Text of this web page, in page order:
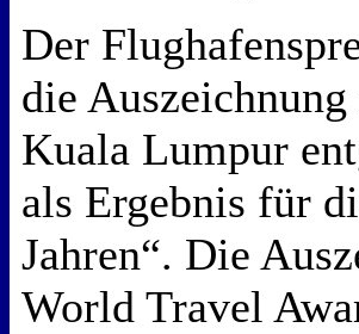
Der
die
Kuala Lumpur
als Ergebnis für
Jahren“. Die
World Travel